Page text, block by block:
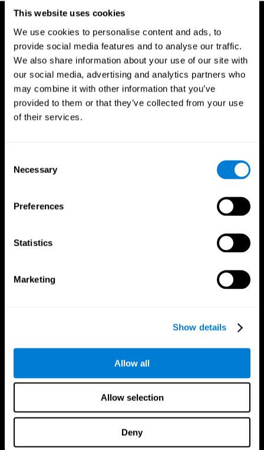
This website uses cookies
We use cookies to personalise content and ads, to
provide social media features and to analyse our traffic.
We also share information about your use of our site with
our social media, advertising and analytics partners who
may combine it with other information that you’ve
provided to them or that they’ve collected from your use
of their services.
Selection
Necessary
Preferences
Statistics
Marketing
Show details
Allow all
Allow selection
Deny
Folge uns
Dein Gehirn Forschung
Validierung digitaler Therapeutika